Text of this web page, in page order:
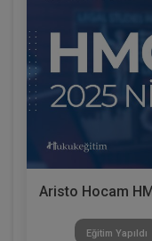
Aristo Hocam
Eğitim Yapıldı